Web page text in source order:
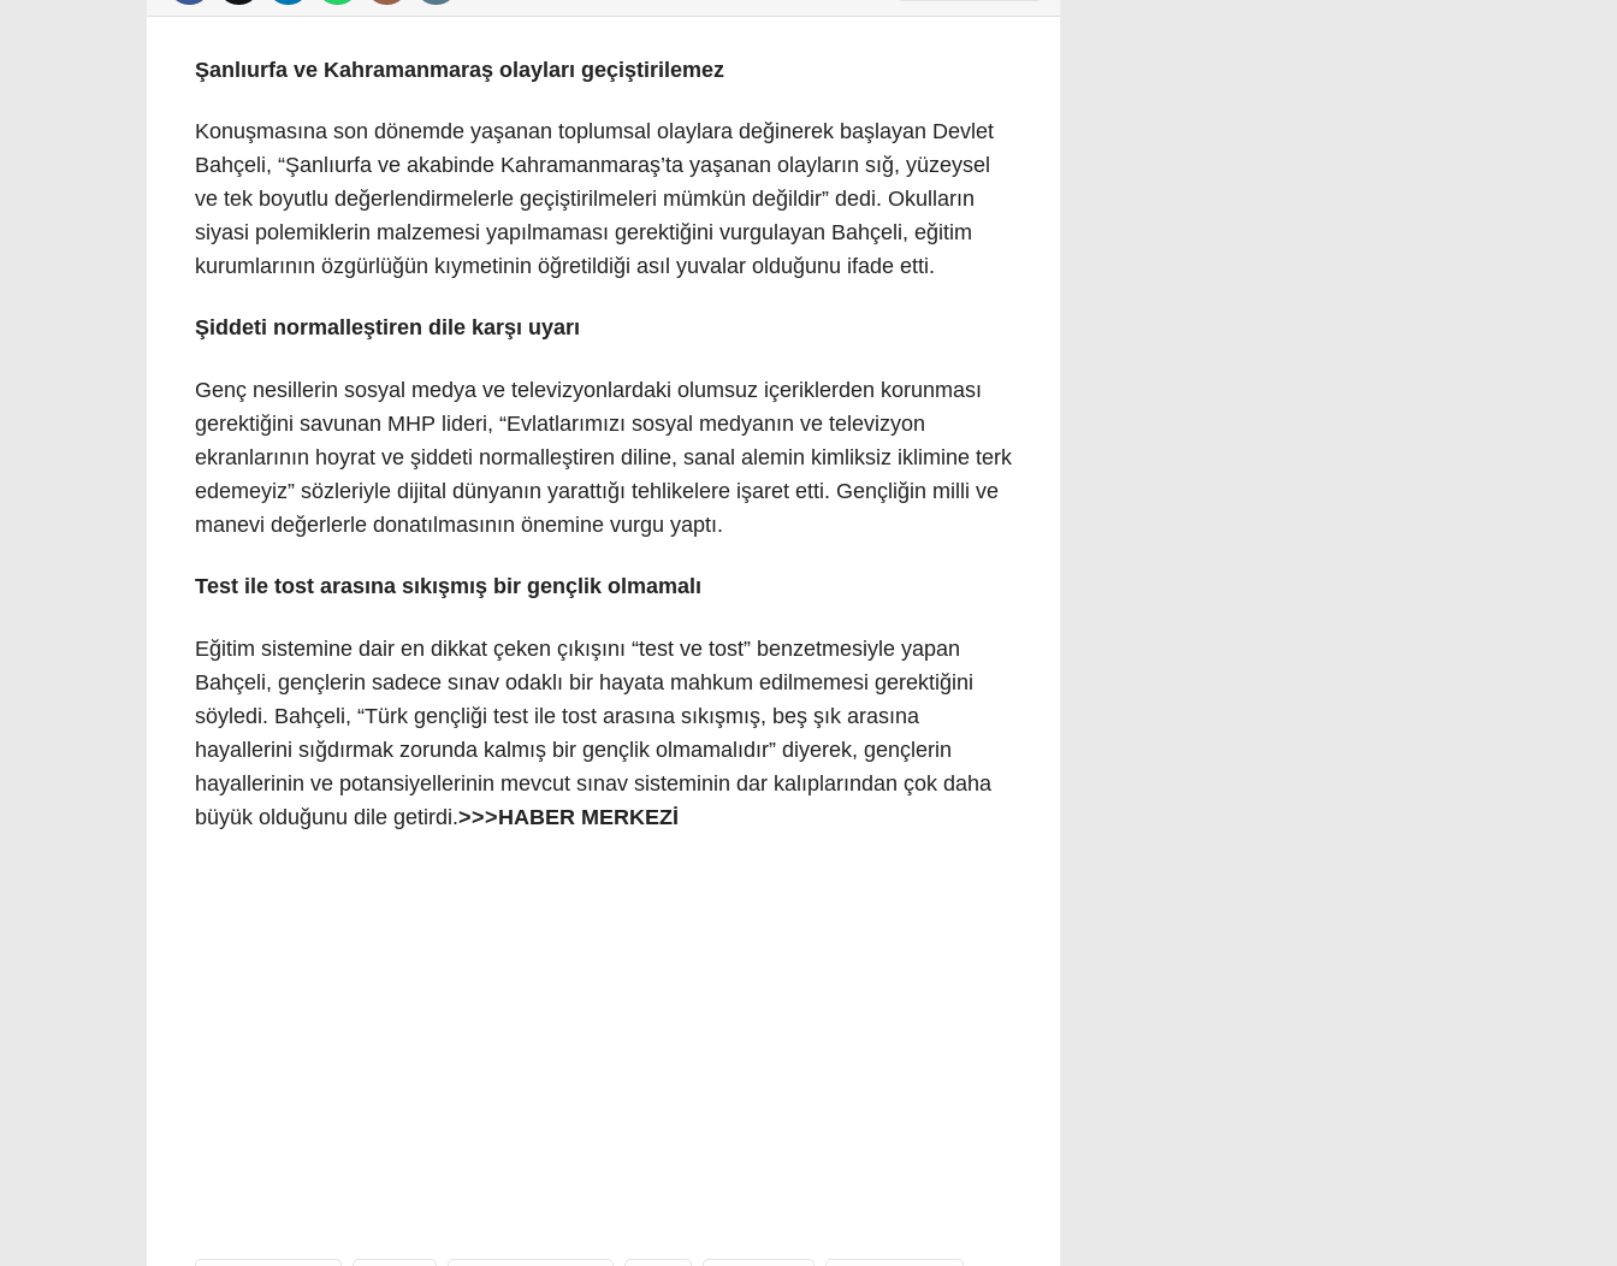
Şanlıurfa ve Kahramanmaraş olayları geçiştirilemez
Konuşmasına son dönemde yaşanan toplumsal olaylara değinerek başlayan Devlet
Bahçeli, “Şanlıurfa ve akabinde Kahramanmaraş’ta yaşanan olayların sığ, yüzeysel
ve tek boyutlu değerlendirmelerle geçiştirilmeleri mümkün değildir” dedi. Okulların
siyasi polemiklerin malzemesi yapılmaması gerektiğini vurgulayan Bahçeli, eğitim
kurumlarının özgürlüğün kıymetinin öğretildiği asıl yuvalar olduğunu ifade etti.
Şiddeti normalleştiren dile karşı uyarı
Genç nesillerin sosyal medya ve televizyonlardaki olumsuz içeriklerden korunması
gerektiğini savunan MHP lideri, “Evlatlarımızı sosyal medyanın ve televizyon
ekranlarının hoyrat ve şiddeti normalleştiren diline, sanal alemin kimliksiz iklimine terk
edemeyiz” sözleriyle dijital dünyanın yarattığı tehlikelere işaret etti. Gençliğin milli ve
manevi değerlerle donatılmasının önemine vurgu yaptı.
Test ile tost arasına sıkışmış bir gençlik olmamalı
Eğitim sistemine dair en dikkat çeken çıkışını “test ve tost” benzetmesiyle yapan
Bahçeli, gençlerin sadece sınav odaklı bir hayata mahkum edilmemesi gerektiğini
söyledi. Bahçeli, “Türk gençliği test ile tost arasına sıkışmış, beş şık arasına
hayallerini sığdırmak zorunda kalmış bir gençlik olmamalıdır” diyerek, gençlerin
hayallerinin ve potansiyellerinin mevcut sınav sisteminin dar kalıplarından çok daha
büyük olduğunu dile getirdi.>>>HABER MERKEZİ